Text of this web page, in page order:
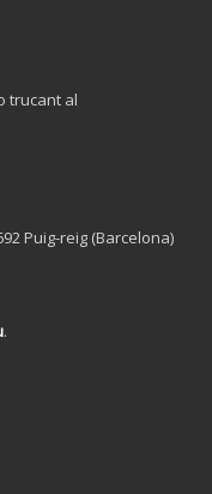
trucant al
Puig-reig (Barcelona)
.